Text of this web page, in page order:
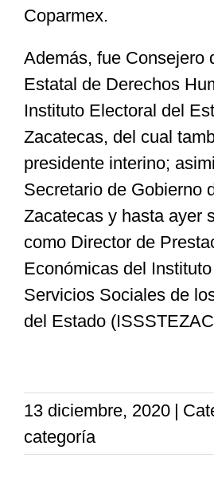
Coparmex.
Además, fue Consejero
Estatal de Derechos
Instituto Electoral del
Zacatecas, del cual
presidente interino;
Secretario de Gobierno
Zacatecas y hasta ayer
como Director de
Económicas del
Servicios Sociales de
del Estado
13 diciembre, 2020 |
categoría